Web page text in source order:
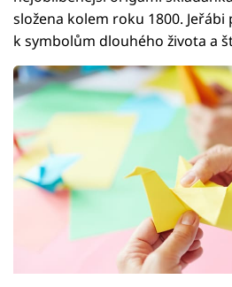
složena kolem roku 1800. Jeřábi
k symbolům dlouhého života a